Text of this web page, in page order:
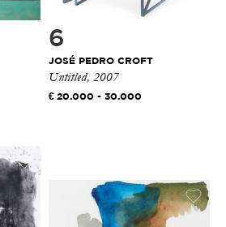
6
JOSÉ PEDRO CROFT
Untitled, 2007
20.000 - 30.000